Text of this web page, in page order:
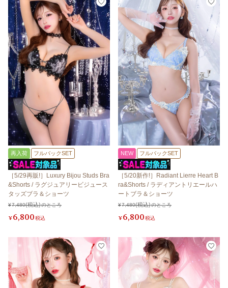
再入荷 フルバックSET
［5/29再販!］Luxury Bijou Studs Bra
&Shorts / ラグジュアリービジュース
タッズブラ＆ショーツ
¥7,480 のところ
¥6,800税込
NEW フルバックSET
［5/20新作!］Radiant Lierre Heart B
ra&Shorts / ラディアントリエールハ
ートブラ＆ショーツ
¥7,480 のところ
¥6,800税込